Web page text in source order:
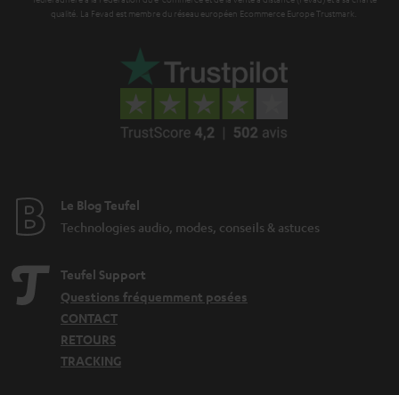
i
qualité. La Fevad est membre du réseau européen Ecommerce Europe Trustmark.
Le Blog Teufel
Technologies audio, modes, conseils & astuces
Teufel Support
Questions fréquemment posées
CONTACT
RETOURS
TRACKING